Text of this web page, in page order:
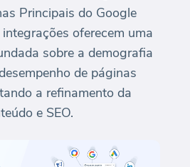
Principais do Google
oferecem uma
sobre a demografia
de páginas
a refinamento da
e SEO.